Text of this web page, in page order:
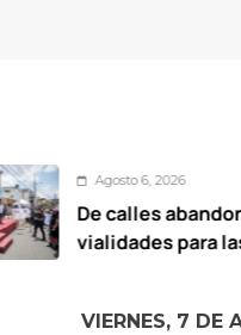
abandonadas a mejores
para las familias de
VIERNES, 7 DE